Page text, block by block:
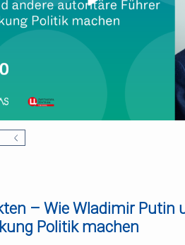
– Wie Wladimir
Politik machen